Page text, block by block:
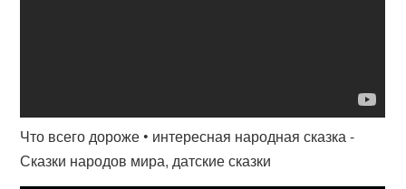
Что всего дороже • интересная народная сказка -
Сказки народов мира, датские сказки